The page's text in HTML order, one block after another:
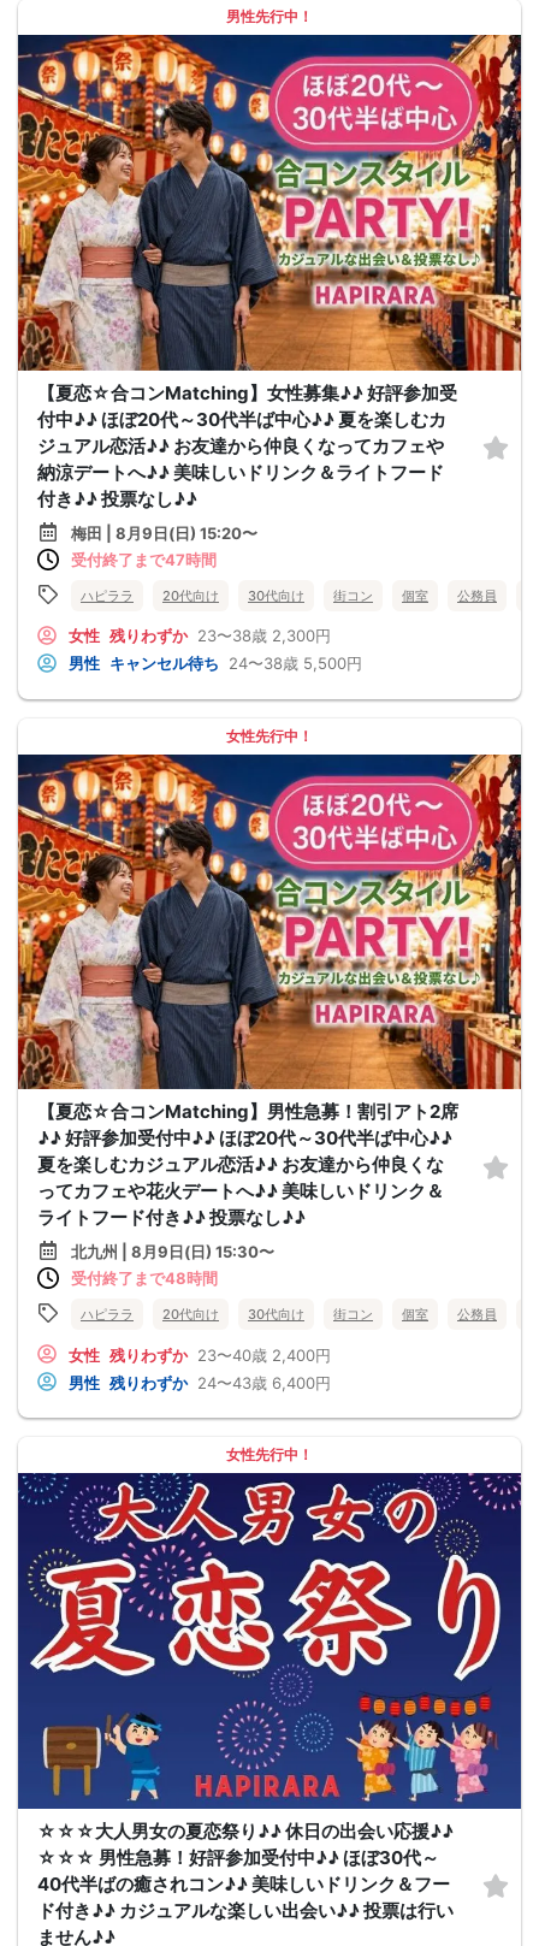
男性先行中！
【夏恋☆合コンMatching】女性募集♪♪ 好評参加受
付中♪♪ ほぼ20代～30代半ば中心♪♪ 夏を楽しむカ
ジュアル恋活♪♪ お友達から仲良くなってカフェや
納涼デートへ♪♪ 美味しいドリンク＆ライトフード
付き♪♪ 投票なし♪♪
梅田 | 8月9日(日) 15:20〜
受付終了まで47時間
ハピララ 20代向け 30代向け 街コン 個室 公務員
女性 残りわずか 23〜38歳 2,300円
男性 キャンセル待ち 24〜38歳 5,500円
女性先行中！
【夏恋☆合コンMatching】男性急募！割引アト2席
♪♪ 好評参加受付中♪♪ ほぼ20代～30代半ば中心♪♪
夏を楽しむカジュアル恋活♪♪ お友達から仲良くな
ってカフェや花火デートへ♪♪ 美味しいドリンク＆
ライトフード付き♪♪ 投票なし♪♪
北九州 | 8月9日(日) 15:30〜
受付終了まで48時間
ハピララ 20代向け 30代向け 街コン 個室 公務員
女性 残りわずか 23〜40歳 2,400円
男性 残りわずか 24〜43歳 6,400円
女性先行中！
☆☆☆大人男女の夏恋祭り♪♪ 休日の出会い応援♪♪
☆☆☆ 男性急募！好評参加受付中♪♪ ほぼ30代～
40代半ばの癒されコン♪♪ 美味しいドリンク＆フー
ド付き♪♪ カジュアルな楽しい出会い♪♪ 投票は行い
ません♪♪